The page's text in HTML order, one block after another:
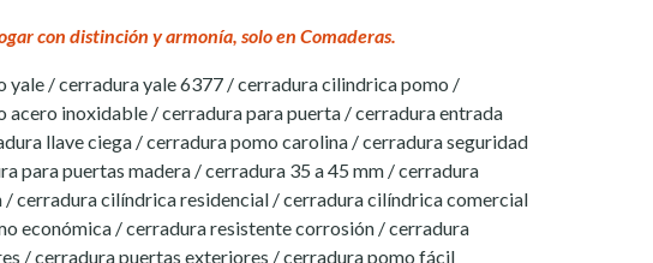
con distinción y armonía, solo en Comaderas.
yale / cerradura yale 6377 / cerradura cilindrica pomo /
acero inoxidable / cerradura para puerta / cerradura entrada
llave ciega / cerradura pomo carolina / cerradura seguridad
para puertas madera / cerradura 35 a 45 mm / cerradura
/ cerradura cilíndrica residencial / cerradura cilíndrica comercial
económica / cerradura resistente corrosión / cerradura
/ cerradura puertas exteriores / cerradura pomo fácil